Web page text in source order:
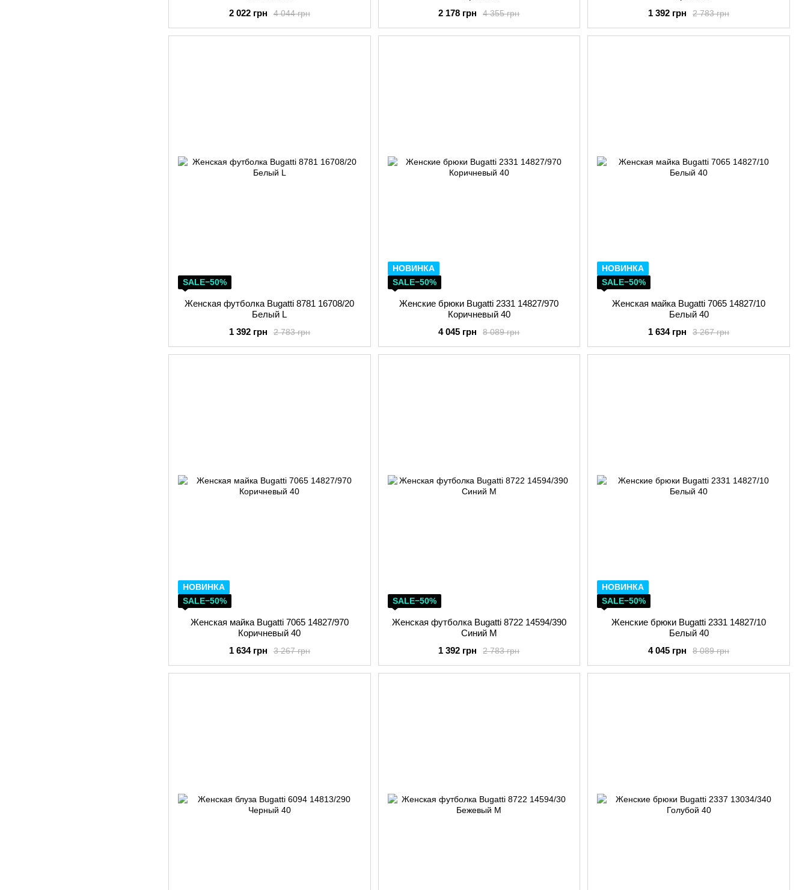
4 044 грн
2 022 грн 4 355 грн
2 178 грн 2 783 грн
1 392 грн
SALE−50%
Женская футболка Bugatti 8781 16708/20
Белый L
2 783 грн
1 392 грн
НОВИНКА
SALE−50%
Женские брюки Bugatti 2331 14827/970
Коричневый 40
8 089 грн
4 045 грн
НОВИНКА
SALE−50%
Женская майка Bugatti 7065 14827/10
Белый 40
3 267 грн
1 634 грн
НОВИНКА
SALE−50%
Женская майка Bugatti 7065 14827/970
Коричневый 40
3 267 грн
1 634 грн
SALE−50%
Женская футболка Bugatti 8722 14594/390
Синий M
2 783 грн
1 392 грн
НОВИНКА
SALE−50%
Женские брюки Bugatti 2331 14827/10
Белый 40
8 089 грн
4 045 грн